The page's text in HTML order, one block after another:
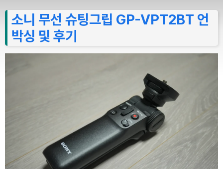
소니 무선 슈팅그립 GP-VPT2BT 언
박싱 및 후기